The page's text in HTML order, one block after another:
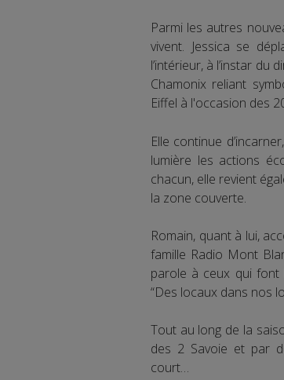
Parmi les autres
vivent. Jessica se
l’intérieur, à l’instar du
Chamonix reliant
Eiffel à l'occasion des
Elle continue
lumière les actions
chacun, elle revient
la zone couverte.
Romain, quant à lui,
famille Radio Mont
parole à ceux qui font
“Des locaux dans nos
Tout au long de la
des 2 Savoie et par
court…